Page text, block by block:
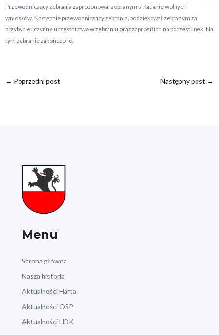
Przewodniczący zebrania zaproponował zebranym składanie wolnych
wniosków. Następnie przewodniczący zebrania, podziękował zebranym za
przybycie i czynne uczestnictwo w zebraniu oraz zaprosił ich na poczęstunek. Na
tym zebranie zakończono.
← Poprzedni post Następny post →
Menu
Strona główna
Nasza historia
Aktualności Harta
Aktualności OSP
Aktualności HDK